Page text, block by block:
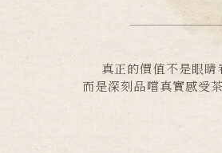
真正的價值不是眼睛
而是深刻品嚐真實感受